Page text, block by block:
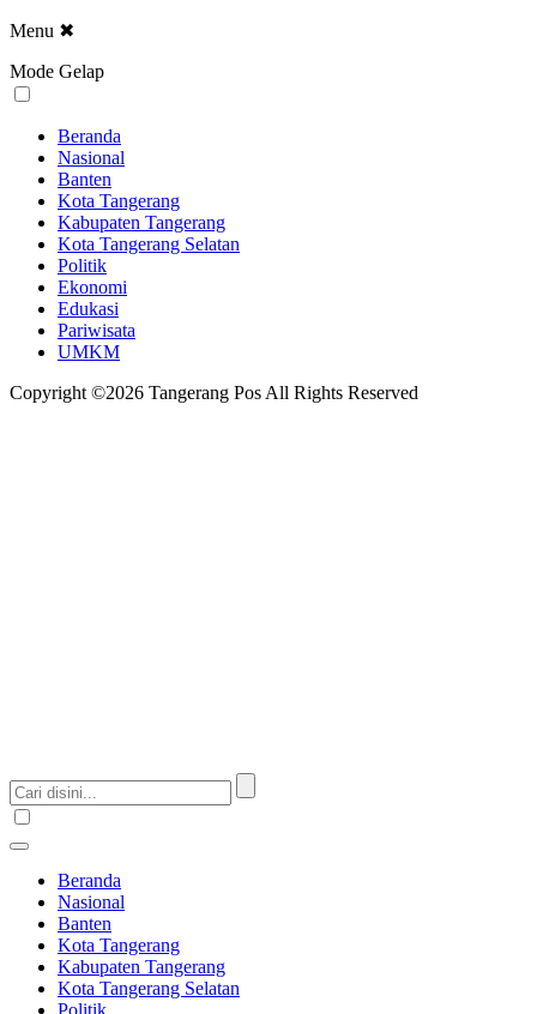
Menu ✖
Mode Gelap
Beranda
Nasional
Banten
Kota Tangerang
Kabupaten Tangerang
Kota Tangerang Selatan
Politik
Ekonomi
Edukasi
Pariwisata
UMKM
Copyright ©2026 Tangerang Pos All Rights Reserved
Beranda
Nasional
Banten
Kota Tangerang
Kabupaten Tangerang
Kota Tangerang Selatan
Politik